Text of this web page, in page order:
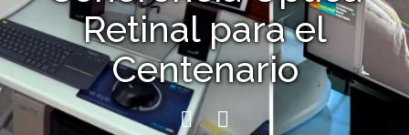
Retinal para el
Centenario